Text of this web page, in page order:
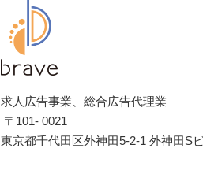
求人広告事業、総合広告代理業
〒101- 0021
東京都千代田区外神田5-2-1 外神田S